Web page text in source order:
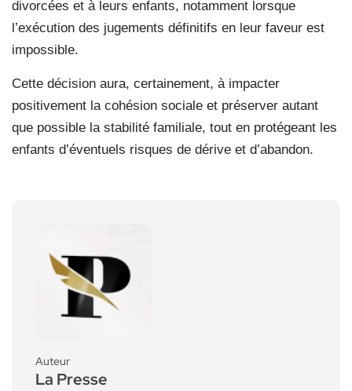
divorcées et à leurs enfants, notamment lorsque
l’exécution des jugements définitifs en leur faveur est
impossible.
Cette décision aura, certainement, à impacter
positivement la cohésion sociale et préserver autant
que possible la stabilité familiale, tout en protégeant les
enfants d’éventuels risques de dérive et d’abandon.
Auteur
La Presse